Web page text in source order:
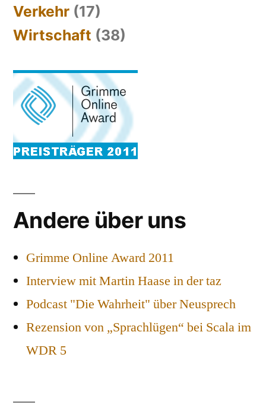
Verkehr (17)
Wirtschaft (38)
Andere über uns
Grimme Online Award 2011
Interview mit Martin Haase in der taz
Podcast "Die Wahrheit" über Neusprech
Rezension von „Sprachlügen“ bei Scala im
WDR 5